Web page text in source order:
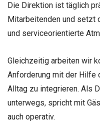
Die Direktion ist täglich
Mitarbeitenden und setzt
und serviceorientierte
Gleichzeitig arbeiten wir
Anforderung mit der Hilfe
Alltag zu integrieren. Als
unterwegs, spricht mit
auch operativ.